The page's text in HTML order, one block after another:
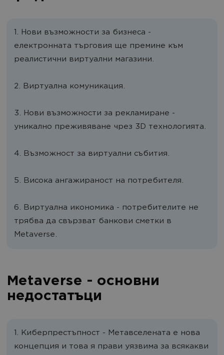
1. Нови възможности за бизнеса -
електронната търговия ще премине към
реалистични виртуални магазини.
2. Виртуална комуникация.
3. Нови възможности за рекламиране -
уникално преживяване чрез 3D технологията.
4. Възможност за виртуални събития.
5. Висока ангажираност на потребителя.
6. Виртуална икономика - потребителите не
трябва да свързват банкови сметки в
Metaverse.
Metaverse - основни
недостатъци
1. Киберпрестъпност - Метавселената е нова
концепция и това я прави уязвима за всякакви